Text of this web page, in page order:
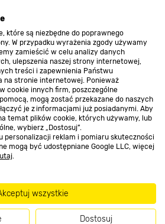
które są niezbędne do poprawnego
W przypadku wyrażenia zgody używamy
zamieścić w celu analizy danych
ulepszenia naszej strony internetowej,
treści i zapewnienia Państwu
na stronie internetowej. Ponieważ
cookie innych firm, poszczególne
mogą zostać przekazane do naszych
je z informacjami już posiadanymi. Aby
temat plików cookie, których używamy, lub
wybierz „Dostosuj”.
personalizacji reklam i pomiaru skuteczności
mogą być udostępniane Google LLC, więcej
.
wszystkie
Dostosuj
i ich cenach podane na stronach serwisu:
nie stanowią oferty, a są wyłącznie
w rozumieniu art. 71 Kodeksu cywilnego.